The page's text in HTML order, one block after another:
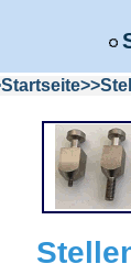
Startseite